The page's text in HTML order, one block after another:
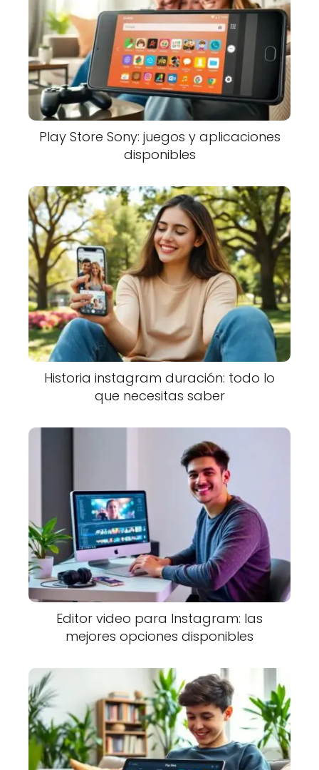
Play Store Sony: juegos y aplicaciones
disponibles
Historia instagram duración: todo lo
que necesitas saber
Editor video para Instagram: las
mejores opciones disponibles